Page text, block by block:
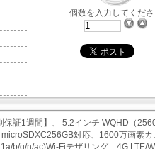
個数を入力してくだ
保証1週間】、 5.2インチ WQHD（
対応、1600万画素
b/g/n/ac)Wi-Fiテザリング、4G LTE/